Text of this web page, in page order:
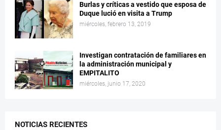
Burlas y críticas a vestido que esposa de
Duque lució en visita a Trump
miércoles, febrero 13, 2019
Investigan contratación de familiares en
la administración municipal y
EMPITALITO
miércoles, junio 17, 2020
NOTICIAS RECIENTES